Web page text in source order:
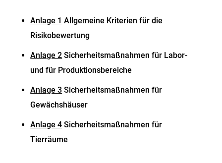
Anlage 1 Allgemeine Kriterien für die
Risikobewertung
Anlage 2 Sicherheitsmaßnahmen für Labor-
und für Produktionsbereiche
Anlage 3 Sicherheitsmaßnahmen für
Gewächshäuser
Anlage 4 Sicherheitsmaßnahmen für
Tierräume